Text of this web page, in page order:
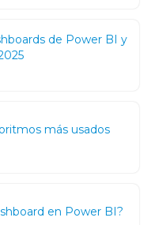
de Power BI y
más usados
en Power BI?